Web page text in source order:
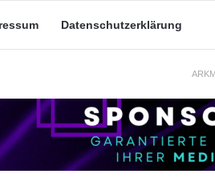
Datenschutzerklärung